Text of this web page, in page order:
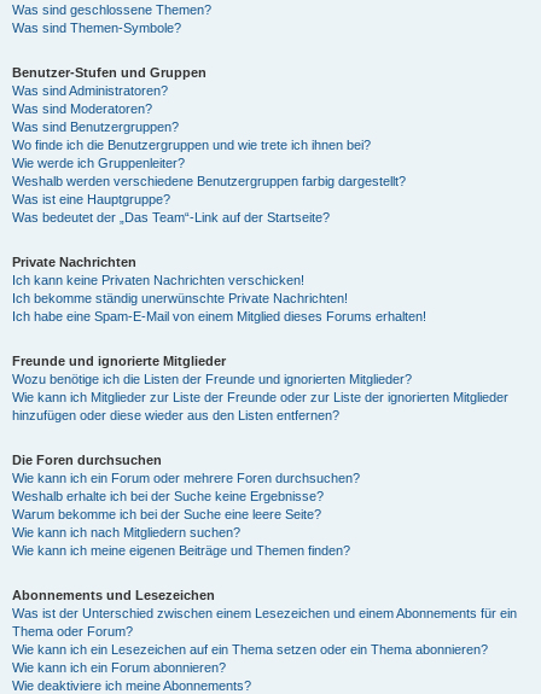
Was sind geschlossene Themen?
Was sind Themen-Symbole?
Benutzer-Stufen und Gruppen
Was sind Administratoren?
Was sind Moderatoren?
Was sind Benutzergruppen?
Wo finde ich die Benutzergruppen und wie trete ich ihnen bei?
Wie werde ich Gruppenleiter?
Weshalb werden verschiedene Benutzergruppen farbig dargestellt?
Was ist eine Hauptgruppe?
Was bedeutet der „Das Team“-Link auf der Startseite?
Private Nachrichten
Ich kann keine Privaten Nachrichten verschicken!
Ich bekomme ständig unerwünschte Private Nachrichten!
Ich habe eine Spam-E-Mail von einem Mitglied dieses Forums erhalten!
Freunde und ignorierte Mitglieder
Wozu benötige ich die Listen der Freunde und ignorierten Mitglieder?
Wie kann ich Mitglieder zur Liste der Freunde oder zur Liste der ignorierten Mitglieder
hinzufügen oder diese wieder aus den Listen entfernen?
Die Foren durchsuchen
Wie kann ich ein Forum oder mehrere Foren durchsuchen?
Weshalb erhalte ich bei der Suche keine Ergebnisse?
Warum bekomme ich bei der Suche eine leere Seite?
Wie kann ich nach Mitgliedern suchen?
Wie kann ich meine eigenen Beiträge und Themen finden?
Abonnements und Lesezeichen
Was ist der Unterschied zwischen einem Lesezeichen und einem Abonnements für ein
Thema oder Forum?
Wie kann ich ein Lesezeichen auf ein Thema setzen oder ein Thema abonnieren?
Wie kann ich ein Forum abonnieren?
Wie deaktiviere ich meine Abonnements?